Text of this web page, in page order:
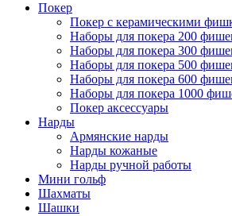
Покер
Покер с керамическими
Наборы для покера 200
Наборы для покера 300
Наборы для покера 500
Наборы для покера 600
Наборы для покера 1000
Покер аксессуары
Нарды
Армянские нарды
Нарды кожаные
Нарды ручной работы
Мини гольф
Шахматы
Шашки